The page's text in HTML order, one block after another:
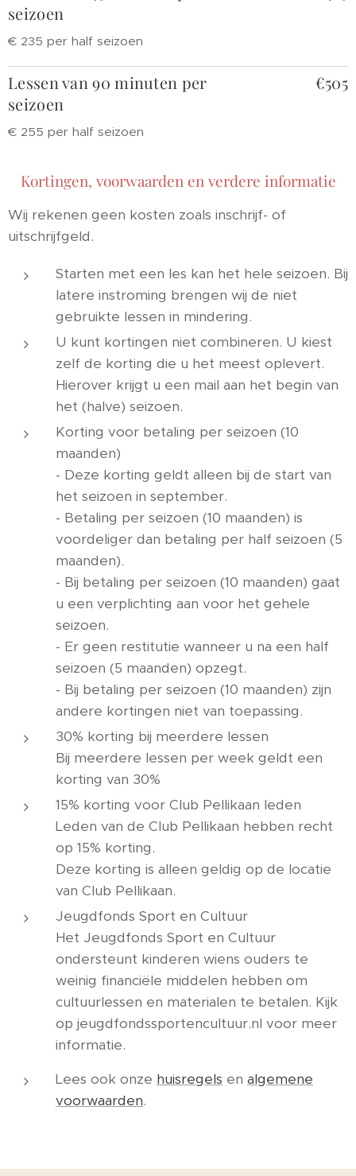
seizoen
€ 235 per half seizoen
Lessen van 90 minuten per
seizoen
€ 255 per half seizoen
€505
Kortingen, voorwaarden en verdere informatie
Wij rekenen geen kosten zoals inschrijf- of
uitschrijfgeld.
Starten met een les kan het hele seizoen. Bij
latere instroming brengen wij de niet
gebruikte lessen in mindering.
U kunt kortingen niet combineren. U kiest
zelf de korting die u het meest oplevert.
Hierover krijgt u een mail aan het begin van
het (halve) seizoen.
Korting voor betaling per seizoen (10
maanden)
- Deze korting geldt alleen bij de start van
het seizoen in september.
- Betaling per seizoen (10 maanden) is
voordeliger dan betaling per half seizoen (5
maanden).
- Bij betaling per seizoen (10 maanden) gaat
u een verplichting aan voor het gehele
seizoen.
- Er geen restitutie wanneer u na een half
seizoen (5 maanden) opzegt.
- Bij betaling per seizoen (10 maanden) zijn
andere kortingen niet van toepassing.
30% korting bij meerdere lessen
Bij meerdere lessen per week geldt een
korting van 30%
15% korting voor Club Pellikaan leden
Leden van de Club Pellikaan hebben recht
op 15% korting.
Deze korting is alleen geldig op de locatie
van Club Pellikaan.
Jeugdfonds Sport en Cultuur
Het Jeugdfonds Sport en Cultuur
ondersteunt kinderen wiens ouders te
weinig financiële middelen hebben om
cultuurlessen en materialen te betalen. Kijk
op jeugdfondssportencultuur.nl voor meer
informatie.
Lees ook onze huisregels en algemene
voorwaarden.